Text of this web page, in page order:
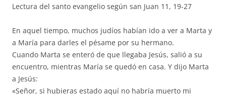
Lectura del santo evangelio según san Juan 11, 19-27
En aquel tiempo, muchos judíos habían ido a ver a Marta y
a María para darles el pésame por su hermano.
Cuando Marta se enteró de que llegaba Jesús, salió a su
encuentro, mientras María se quedó en casa. Y dijo Marta
a Jesús:
«Señor, si hubieras estado aquí no habría muerto mi